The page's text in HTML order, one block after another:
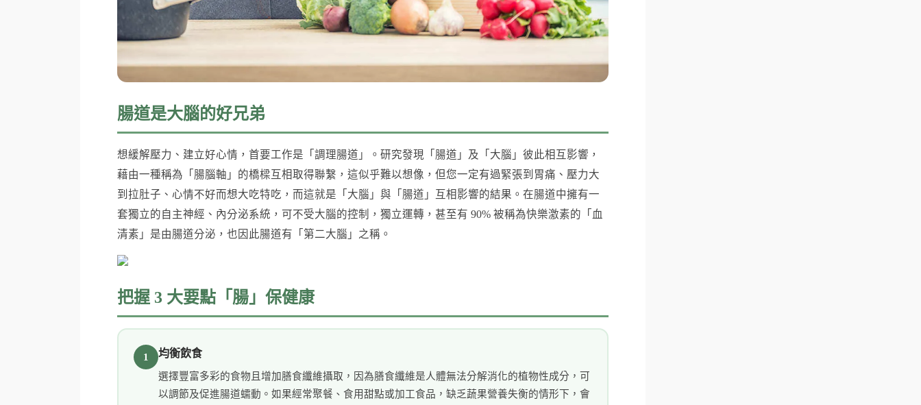
腸道是大腦的好兄弟
想緩解壓力、建立好心情，首要工作是「調理腸道」。研究發現「腸道」及「大腦」彼此相互影響，
藉由一種稱為「腸腦軸」的橋樑互相取得聯繫，這似乎難以想像，但您一定有過緊張到胃痛、壓力大
到拉肚子、心情不好而想大吃特吃，而這就是「大腦」與「腸道」互相影響的結果。在腸道中擁有一
套獨立的自主神經、內分泌系統，可不受大腦的控制，獨立運轉，甚至有 90% 被稱為快樂激素的「血
清素」是由腸道分泌，也因此腸道有「第二大腦」之稱。
把握 3 大要點「腸」保健康
1 均衡飲食
選擇豐富多彩的食物且增加膳食纖維攝取，因為膳食纖維是人體無法分解消化的植物性成分，可
以調節及促進腸道蠕動。如果經常聚餐、食用甜點或加工食品，缺乏蔬果營養失衡的情形下，會